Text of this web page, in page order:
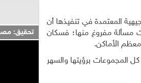
المعتمدة في تنفيذها أن
مسألة مفروغ منها؛ فسكان
معظم الأماكن.
المجموعات برؤيتها والسهر
تحقيق: